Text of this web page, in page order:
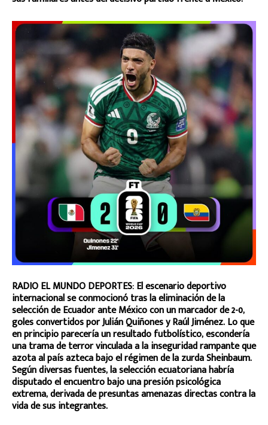
RADIO EL MUNDO DEPORTES: El escenario deportivo
internacional se conmocionó tras la eliminación de la
selección de Ecuador ante México con un marcador de 2-0,
goles convertidos por Julián Quiñones y Raúl Jiménez. Lo que
en principio parecería un resultado futbolístico, escondería
una trama de terror vinculada a la inseguridad rampante que
azota al país azteca bajo el régimen de la zurda Sheinbaum.
Según diversas fuentes, la selección ecuatoriana habría
disputado el encuentro bajo una presión psicológica
extrema, derivada de presuntas amenazas directas contra la
vida de sus integrantes.